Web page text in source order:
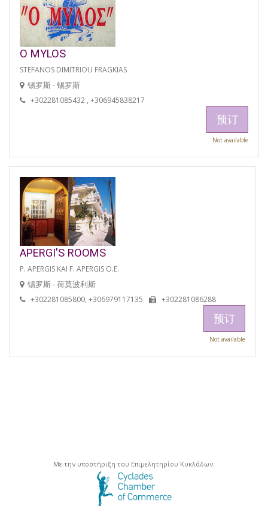
O MYLOS
STEFANOS DIMITRIOU FRAGKIAS
锡罗斯 - 锡罗斯
+302281085432 , +306945838217
预订
Not available
APERGI'S ROOMS
P. APERGIS KAI F. APERGIS O.E.
锡罗斯 - 荷莫波利斯
+302281085800, +306979117135 +302281086288
预订
Not available
Με την υποστήριξη του Επιμελητηρίου Κυκλάδων.